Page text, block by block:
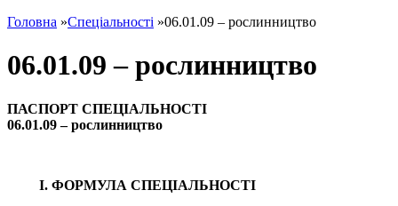
Головна »Спеціальності »06.01.09 – рослинництво
06.01.09 – рослинництво
ПАСПОРТ СПЕЦІАЛЬНОСТІ
06.01.09 –рослинництво
І. ФОРМУЛА СПЕЦІАЛЬНОСТІ